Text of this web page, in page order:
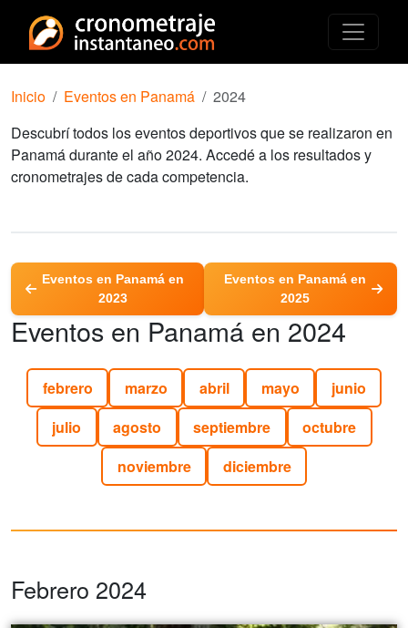
Inicio Eventos en Panamá
2024
Descubrí todos los eventos deportivos que se realizaron en
Panamá durante el año 2024. Accedé a los resultados y
cronometrajes de cada competencia.
Eventos en Panamá en
2023
Eventos en Panamá en
2025
Eventos en Panamá en 2024
febrero marzo abril mayo
junio
julio
agosto septiembre
octubre
noviembre
diciembre
Febrero 2024